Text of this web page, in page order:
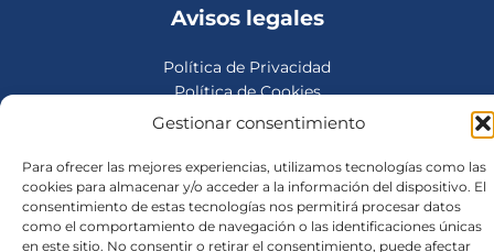
Gestionar consentimiento
Para ofrecer las mejores experiencias, utilizamos tecnologías como las
cookies para almacenar y/o acceder a la información del dispositivo. El
consentimiento de estas tecnologías nos permitirá procesar datos
como el comportamiento de navegación o las identificaciones únicas
en este sitio. No consentir o retirar el consentimiento, puede afectar
Avisos legales
Política de Privacidad
Política de Cookies
Copyright © 2026